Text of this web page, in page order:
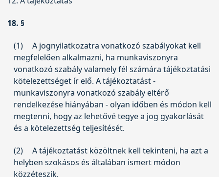
18. §
(1)
A jognyilatkozatra vonatkozó szabályokat kell
megfelelően alkalmazni, ha munkaviszonyra
vonatkozó szabály valamely fél számára tájékoztatási
kötelezettséget ír elő. A tájékoztatást -
munkaviszonyra vonatkozó szabály eltérő
rendelkezése hiányában - olyan időben és módon kell
megtenni, hogy az lehetővé tegye a jog gyakorlását
és a kötelezettség teljesítését.
(2)
A tájékoztatást közöltnek kell tekinteni, ha azt a
helyben szokásos és általában ismert módon
közzéteszik.